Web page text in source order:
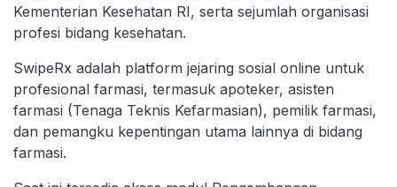
Kementerian Kesehatan RI, serta sejumlah organisasi
profesi bidang kesehatan.
SwipeRx adalah platform jejaring sosial online untuk
profesional farmasi, termasuk apoteker, asisten
farmasi (Tenaga Teknis Kefarmasian), pemilik farmasi,
dan pemangku kepentingan utama lainnya di bidang
farmasi.